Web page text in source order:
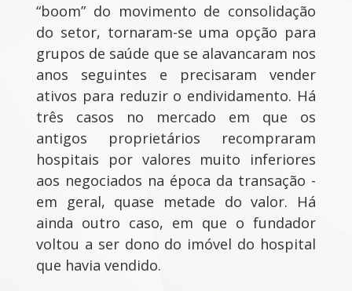
“boom” do movimento de consolidação
do setor, tornaram-se uma opção para
grupos de saúde que se alavancaram nos
anos seguintes e precisaram vender
ativos para reduzir o endividamento. Há
três casos no mercado em que os
antigos proprietários recompraram
hospitais por valores muito inferiores
aos negociados na época da transação -
em geral, quase metade do valor. Há
ainda outro caso, em que o fundador
voltou a ser dono do imóvel do hospital
que havia vendido.